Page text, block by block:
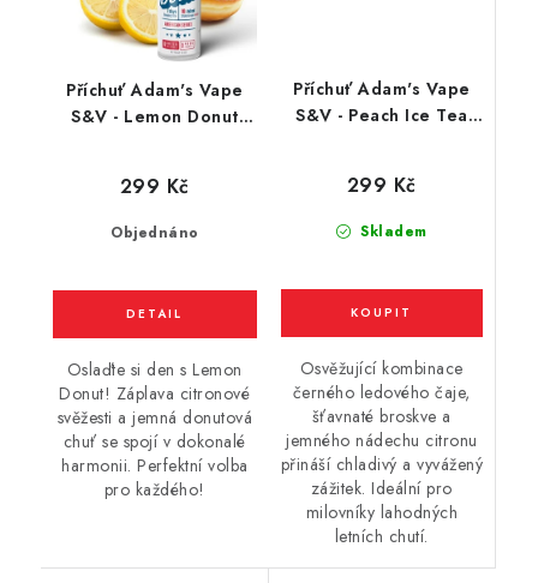
Příchuť Adam's Vape
S&V - Lemon Donut
Objednáno
299 Kč
Oslaďte si den s Lemon
Donut! Záplava citronové
svěžesti a jemná donutová
chuť se spojí v dokonalé
harmonii. Perfektní volba
pro každého!
Příchuť Adam's Vape
S&V - Peach Ice Tea
Skladem
299 Kč
Osvěžující kombinace
černého ledového čaje,
šťavnaté broskve a
jemného nádechu citronu
přináší chladivý a vyvážený
zážitek. Ideální pro
milovníky lahodných
letních chutí.